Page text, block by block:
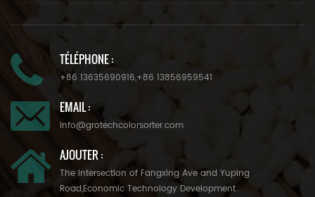
TÉLÉPHONE :
+86 13635690916,+86 13856959541
EMAIL :
info@grotechcolorsorter.com
AJOUTER :
The Intersection of Fangxing Ave and Yuping
Road,Economic Technology Development